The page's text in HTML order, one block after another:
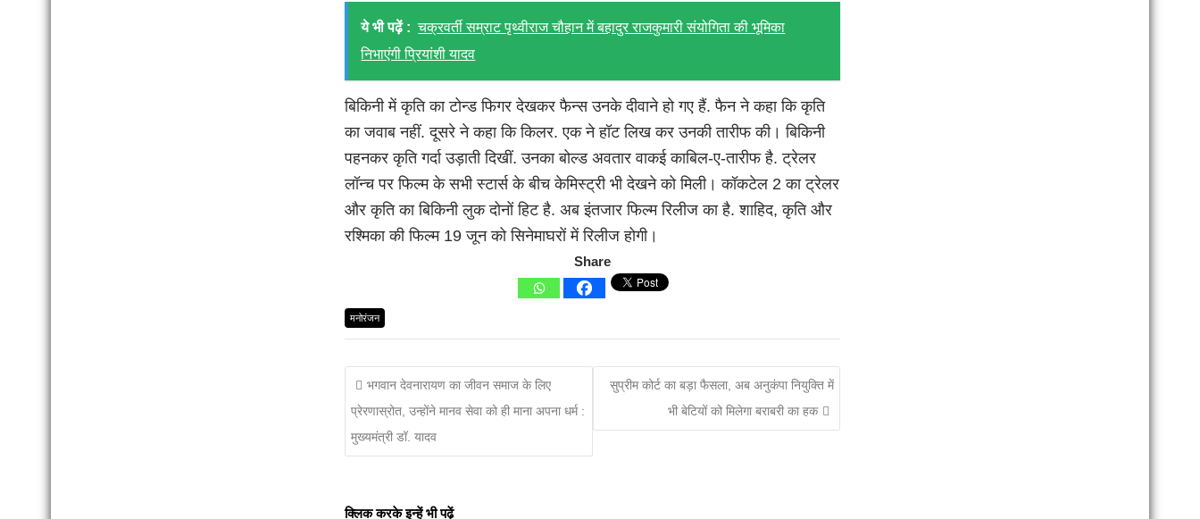
ये भी पढ़ें : चक्रवर्ती सम्राट पृथ्वीराज चौहान में बहादुर राजकुमारी संयोगिता की भूमिका
निभाएंगी प्रियांशी यादव
बिकिनी में कृति का टोन्ड फिगर देखकर फैन्स उनके दीवाने हो गए हैं. फैन ने कहा कि कृति
का जवाब नहीं. दूसरे ने कहा कि किलर. एक ने हॉट लिख कर उनकी तारीफ की। बिकिनी
पहनकर कृति गर्दा उड़ाती दिखीं. उनका बोल्ड अवतार वाकई काबिल-ए-तारीफ है. ट्रेलर
लॉन्च पर फिल्म के सभी स्टार्स के बीच केमिस्ट्री भी देखने को मिली। कॉकटेल 2 का ट्रेलर
और कृति का बिकिनी लुक दोनों हिट है. अब इंतजार फिल्म रिलीज का है. शाहिद, कृति और
रश्मिका की फिल्म 19 जून को सिनेमाघरों में रिलीज होगी।
Share
मनोरंजन
भगवान देवनारायण का जीवन समाज के लिए
प्रेरणास्रोत, उन्होंने मानव सेवा को ही माना अपना धर्म :
मुख्यमंत्री डॉ. यादव
सुप्रीम कोर्ट का बड़ा फैसला, अब अनुकंपा नियुक्ति में
भी बेटियों को मिलेगा बराबरी का हक
क्लिक करके इन्हें भी पढ़ें